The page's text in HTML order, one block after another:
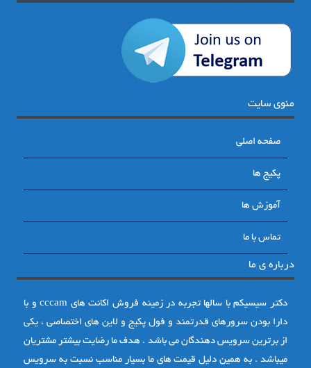
منوی سایت
صفحه اصلی
پکیج ها
آموزش ها
تماس با ما
درباره ی ما
دکتر سیسیکم با سالها تجربه در زمینه فروش اکانت های cccam و با
دارا بودن سرورهای قدرتمند و فول پکیج و لاین های اختصاصی ، یکی
از برترین سرویس دهندگان می باشد . هدف ما رضایت بیشتر مشتریان
میباشد . به همین دلیل قیمت های ما بسیار مناسب نسبت به سرویس